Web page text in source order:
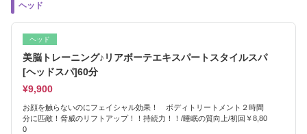
ヘッド
ヘッド
美脳トレーニング♪リアボーテエキスパートスタイルスパ
[ヘッドスパ]60分
¥9,900
お顔を触らないのにフェイシャル効果！ ボディトリートメント２時間
分に匹敵！脅威のリフトアップ！！持続力！！/睡眠の質向上/初回￥8,80
0